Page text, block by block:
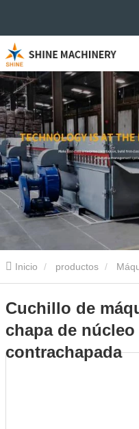
Inicio productos
peladora de chapa de 4 pies
chapa de núcleo de madera
Cuchillo de
chapa de núcleo
contrachapada